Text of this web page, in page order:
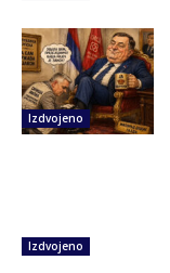
Izdvojeno
Izdvojeno